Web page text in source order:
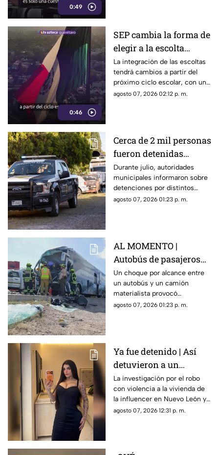
0:49
0:46
SEP cambia la forma de
elegir a la escolta
escolar para el ciclo
2026-2027
La integración de las escoltas
tendrá cambios a partir del
próximo ciclo escolar, con un
modelo que busca ampliar la
agosto 07, 2026 02:12 p. m.
Cerca de 2 mil personas
fueron detenidas
durante Julio en
Querétaro; estos fueron
los principales motivos
Durante julio, autoridades
municipales informaron sobre
detenciones por distintos
delitos y faltas administrativas.
agosto 07, 2026 01:23 p. m.
AL MOMENTO |
Autobús de pasajeros
sufr3 aparatoso choque
en la carretera 57
Un choque por alcance entre
un autobús y un camión
materialista provocó
afectaciones en la carretera
agosto 07, 2026 01:23 p. m.
Ya fue detenido | Así
detuvieron a un
presunto responsable
del robo a la casa de
Karely Ruiz
La investigación por el robo
con violencia a la vivienda de
la influencer en Nuevo León ya
tiene a un primer detenido.
agosto 07, 2026 12:31 p. m.